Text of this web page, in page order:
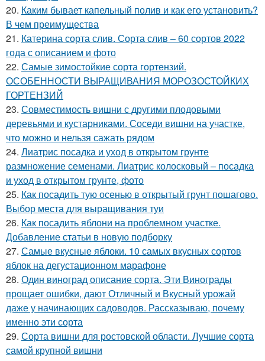
20. Каким бывает капельный полив и как его установить?
В чем преимущества
21. Катерина сорта слив. Сорта слив – 60 сортов 2022
года с описанием и фото
22. Самые зимостойкие сорта гортензий.
ОСОБЕННОСТИ ВЫРАЩИВАНИЯ МОРОЗОСТОЙКИХ
ГОРТЕНЗИЙ
23. Совместимость вишни с другими плодовыми
деревьями и кустарниками. Соседи вишни на участке,
что можно и нельзя сажать рядом
24. Лиатрис посадка и уход в открытом грунте
размножение семенами. Лиатрис колосковый – посадка
и уход в открытом грунте, фото
25. Как посадить тую осенью в открытый грунт пошагово.
Выбор места для выращивания туи
26. Как посадить яблони на проблемном участке.
Добавление статьи в новую подборку
27. Самые вкусные яблоки. 10 самых вкусных сортов
яблок на дегустационном марафоне
28. Один виноград описание сорта. Эти Винограды
прощает ошибки, дают Отличный и Вкусный урожай
даже у начинающих садоводов. Рассказываю, почему
именно эти сорта
29. Сорта вишни для ростовской области. Лучшие сорта
самой крупной вишни